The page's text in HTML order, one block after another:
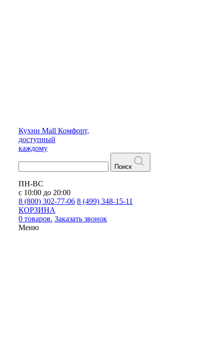
Кухни Mall Комфорт,
доступный
каждому
Поиск
ПН-ВС
с 10:00 до 20:00
8 (800) 302-77-06 8 (499) 348-15-11
КОРЗИНА
0 товаров. Заказать звонок
Меню